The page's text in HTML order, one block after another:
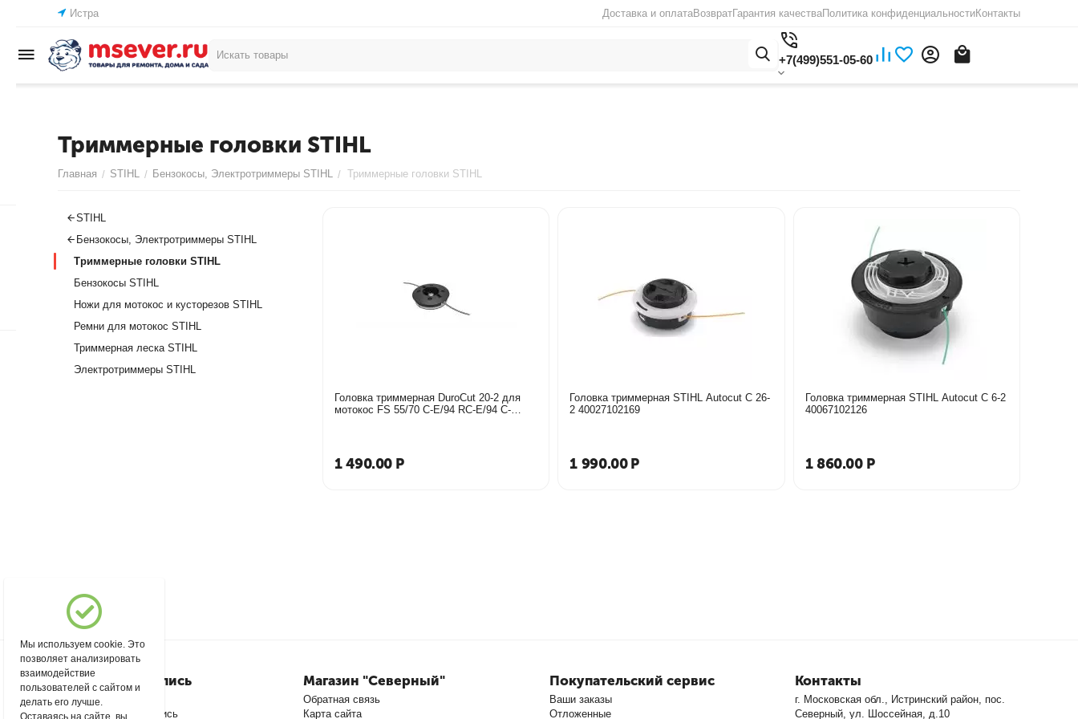
Истра Доставка и оплатаВозвратГарантия качестваПолитика конфиденциальностиКонтакты
+7(499)551-05-60
Триммерные головки STIHL
Главная / STIHL / Бензокосы, Электротриммеры STIHL / Триммерные головки STIHL
Головка триммерная DuroCut 20-2 для
мотокос FS 55/70 C-E/94 RC-E/94 C-
1 490.00 Р
Головка триммерная STIHL Autocut C 26-
2 40027102169
1 990.00 Р
Головка триммерная STIHL Autocut C 6-2
40067102126
1 860.00 Р
STIHL
Бензокосы, Электротриммеры STIHL
Триммерные головки STIHL
Бензокосы STIHL
Ножи для мотокос и кусторезов STIHL
Ремни для мотокос STIHL
Триммерная леска STIHL
Электротриммеры STIHL
Моя учетная запись
Войти
Создать учетную запись
Магазин "Северный"
Обратная связь
Карта сайта
Покупательский сервис
Ваши заказы
Отложенные
Контакты
г. Московская обл., Истринский район, пос.
Северный, ул. Шоссейная, д.10
Мы используем cookie. Это
позволяет анализировать
взаимодействие
пользователей с сайтом и
делать его лучше.
Оставаясь на сайте, вы